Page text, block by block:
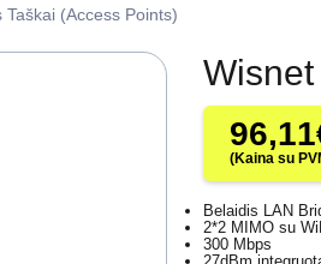
Taškai (access Points)
96,11
(Kaina su
Belaidis LAN
2*2 MIMO su
300 Mbps